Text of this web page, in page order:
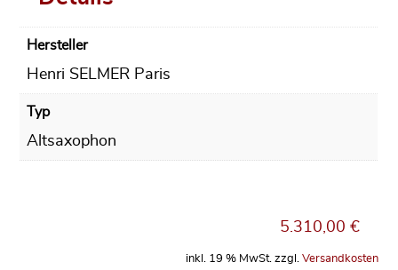
Hersteller
Henri SELMER Paris
Typ
Altsaxophon
5.310,00€
inkl. 19 % MwSt. zzgl. Versandkosten